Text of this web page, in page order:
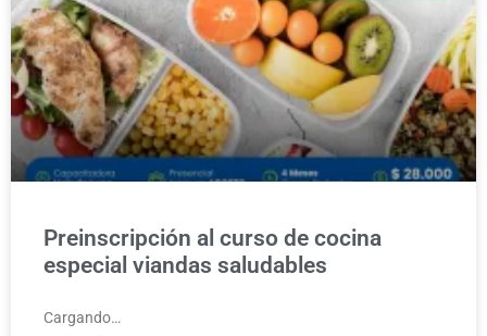
Preinscripción al curso de cocina
especial viandas saludables
Cargando…